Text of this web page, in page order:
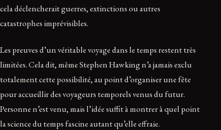
cela déclencherait guerres, extinctions ou autres
catastrophes imprévisibles.
Les preuves d’un véritable voyage dans le temps restent très
limitées. Cela dit, même Stephen Hawking n’a jamais exclu
totalement cette possibilité, au point d’organiser une fête
pour accueillir des voyageurs temporels venus du futur.
Personne n’est venu, mais l’idée suffit à montrer à quel point
la science du temps fascine autant qu’elle effraie.